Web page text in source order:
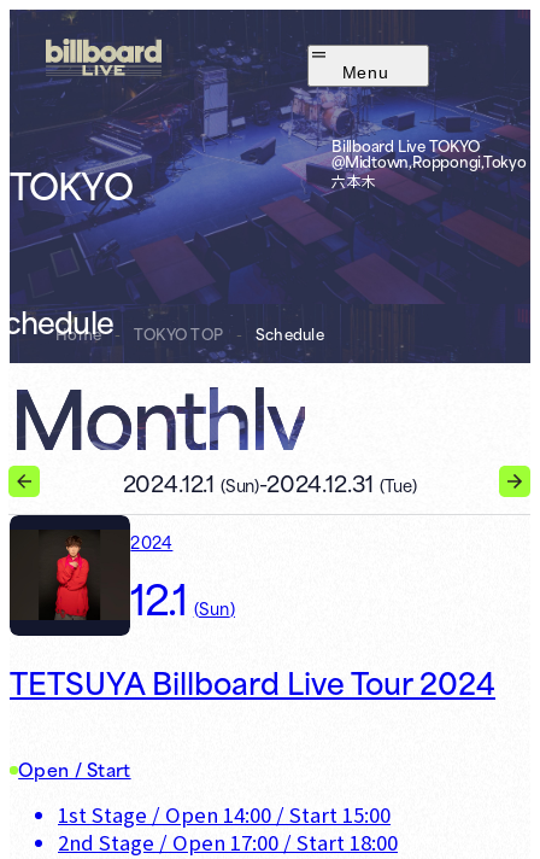
Menu
TOKYO
Billboard Live TOKYO
@Midtown,Roppongi,Tokyo
六本木
Home - TOKYO TOP - Schedule
Monthly
2024.12.1 (Sun)-2024.12.31(Tue)
2024
12.1 (Sun)
TETSUYA Billboard Live Tour 2024
Open / Start
1st Stage / Open 14:00 / Start 15:00
2nd Stage / Open 17:00 / Start 18:00